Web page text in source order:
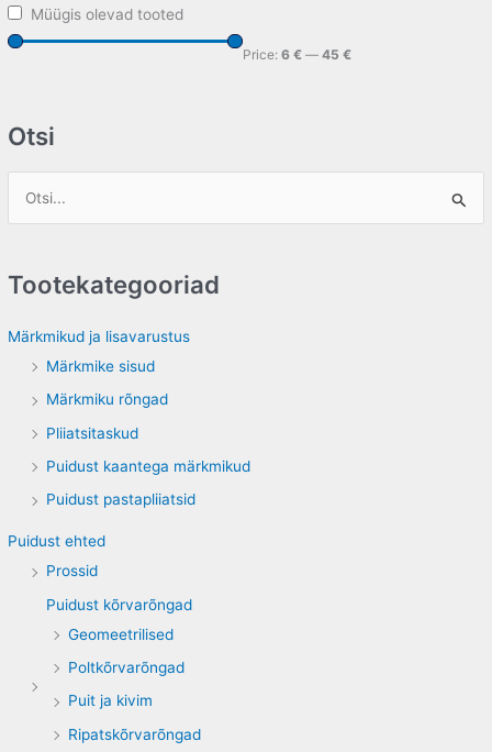
Müügis olevad tooted
Price:6 € —45 €
Otsi
Tootekategooriad
Märkmikud ja lisavarustus
Märkmike sisud
Märkmiku rõngad
Pliiatsitaskud
Puidust kaantega märkmikud
Puidust pastapliiatsid
Puidust ehted
Prossid
Puidust kõrvarõngad
Geomeetrilised
Poltkõrvarõngad
Puit ja kivim
Ripatskõrvarõngad